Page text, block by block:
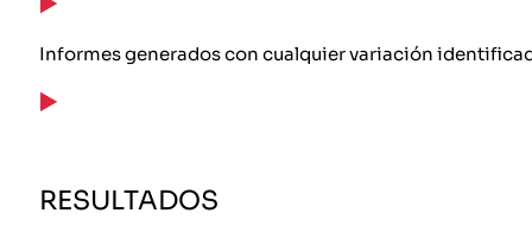
Informes generados con cualquier variación
RESULTADOS